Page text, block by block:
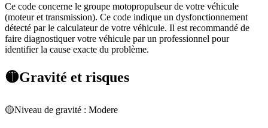
Ce code concerne le groupe motopropulseur de votre véhicule
(moteur et transmission). Ce code indique un dysfonctionnement
détecté par le calculateur de votre véhicule. Il est recommandé de
faire diagnostiquer votre véhicule par un professionnel pour
identifier la cause exacte du problème.
🟡Gravité et risques
🟡Niveau de gravité : Modere